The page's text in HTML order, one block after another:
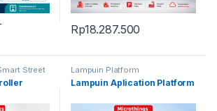
range: Rp4.800.000 through
multiple variants. The options may be chosen
Rp18.287.500
Street Lampuin Platform
Lampuin Aplication Platform